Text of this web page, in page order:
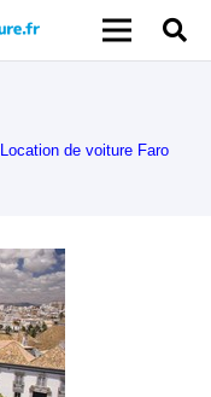
Location de voiture Faro